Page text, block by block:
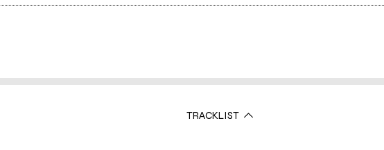
TRACKLIST